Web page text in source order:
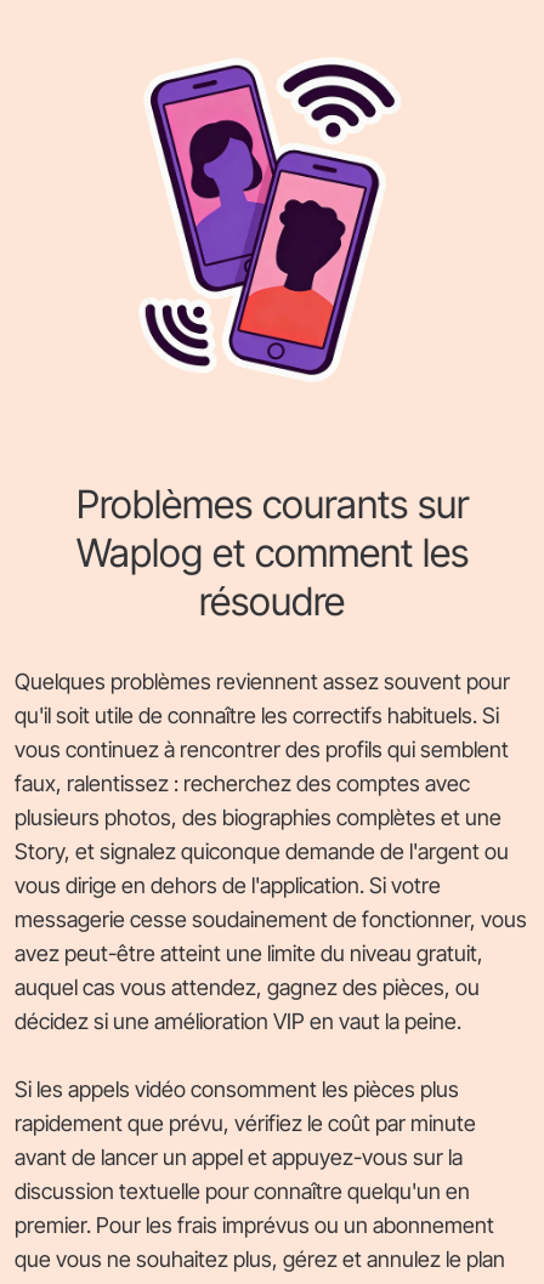
Problèmes courants sur
Waplog et comment les
résoudre
Quelques problèmes reviennent assez souvent pour
qu'il soit utile de connaître les correctifs habituels. Si
vous continuez à rencontrer des profils qui semblent
faux, ralentissez : recherchez des comptes avec
plusieurs photos, des biographies complètes et une
Story, et signalez quiconque demande de l'argent ou
vous dirige en dehors de l'application. Si votre
messagerie cesse soudainement de fonctionner, vous
avez peut-être atteint une limite du niveau gratuit,
auquel cas vous attendez, gagnez des pièces, ou
décidez si une amélioration VIP en vaut la peine.
Si les appels vidéo consomment les pièces plus
rapidement que prévu, vérifiez le coût par minute
avant de lancer un appel et appuyez-vous sur la
discussion textuelle pour connaître quelqu'un en
premier. Pour les frais imprévus ou un abonnement
que vous ne souhaitez plus, gérez et annulez le plan